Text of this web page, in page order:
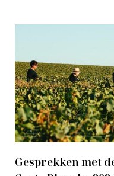
Gesprekken met